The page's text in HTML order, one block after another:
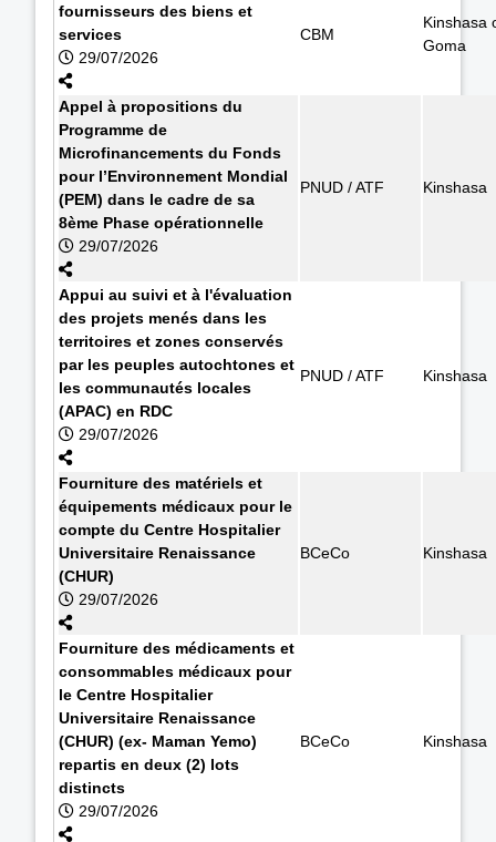
fournisseurs des biens et
services
29/07/2026
CBM
Kinshasa
Goma
Appel à propositions du
Programme de
Microfinancements du Fonds
pour l’Environnement Mondial
(PEM) dans le cadre de sa
8ème Phase opérationnelle
29/07/2026
PNUD / ATF Kinshasa
Appui au suivi et à l'évaluation
des projets menés dans les
territoires et zones conservés
par les peuples autochtones et
les communautés locales
(APAC) en RDC
29/07/2026
PNUD / ATF Kinshasa
Fourniture des matériels et
équipements médicaux pour le
compte du Centre Hospitalier
Universitaire Renaissance
(CHUR)
29/07/2026
BCeCo Kinshasa
Fourniture des médicaments et
consommables médicaux pour
le Centre Hospitalier
Universitaire Renaissance
(CHUR) (ex- Maman Yemo)
repartis en deux (2) lots
distincts
29/07/2026
BCeCo Kinshasa